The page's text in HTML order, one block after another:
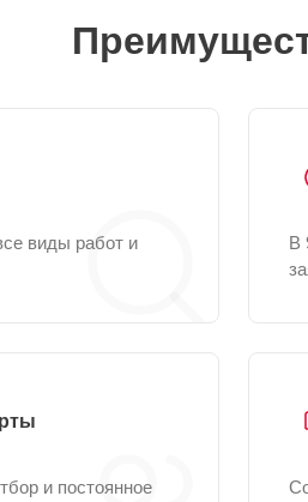
виды работ и
В
и постоянное